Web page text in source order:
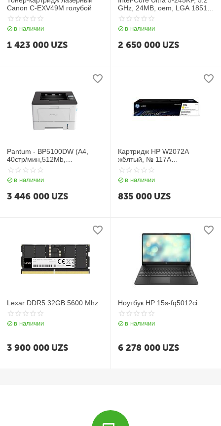
Canon C-EXV49M голубой
в наличии
1 423 000 UZS
GHz, 24MB, oem, LGA 1851,
Arrow Lake
в наличии
2 650 000 UZS
Pantum - BP5100DW (A4,
40стр/мин,512Mb,
лазерное,USB2.0,сетевой,Wi
FI,двуст.печать)
в наличии
3 446 000 UZS
Картридж HP W2072A
жёлтый, № 117A
оригинальный
в наличии
835 000 UZS
Lexar DDR5 32GB 5600 Mhz
в наличии
3 900 000 UZS
Ноутбук HP 15s-fq5012ci
в наличии
6 278 000 UZS